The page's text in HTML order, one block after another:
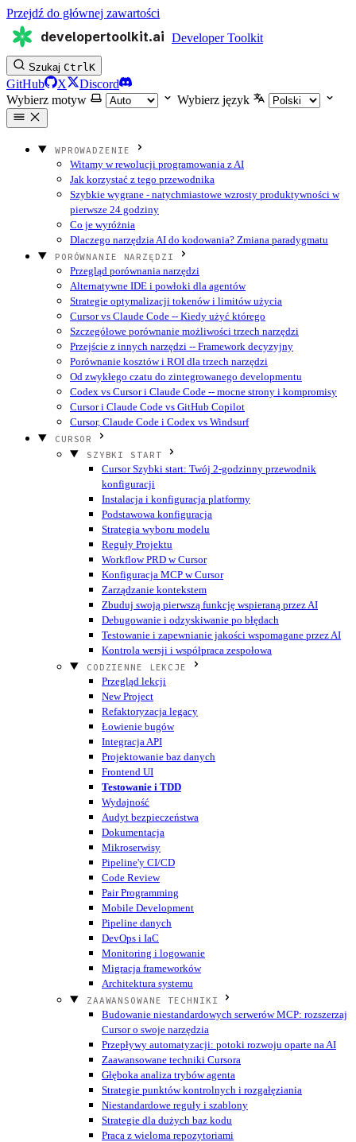
Przejdź do głównej zawartości
developertoolkit.ai Developer Toolkit
Szukaj CtrlK
GitHub X
Discord
Wybierz motyw
Wybierz język
WPROWADZENIE
Witamy w rewolucji programowania z AI
Jak korzystać z tego przewodnika
Szybkie wygrane - natychmiastowe wzrosty produktywności w
pierwsze 24 godziny
Co je wyróżnia
Dlaczego narzędzia AI do kodowania? Zmiana paradygmatu
PORÓWNANIE NARZĘDZI
Przegląd porównania narzędzi
Alternatywne IDE i powłoki dla agentów
Strategie optymalizacji tokenów i limitów użycia
Cursor vs Claude Code -- Kiedy użyć którego
Szczegółowe porównanie możliwości trzech narzędzi
Przejście z innych narzędzi -- Framework decyzyjny
Porównanie kosztów i ROI dla trzech narzędzi
Od zwykłego czatu do zintegrowanego developmentu
Codex vs Cursor i Claude Code -- mocne strony i kompromisy
Cursor i Claude Code vs GitHub Copilot
Cursor, Claude Code i Codex vs Windsurf
CURSOR
SZYBKI START
Cursor Szybki start: Twój 2-godzinny przewodnik
konfiguracji
Instalacja i konfiguracja platformy
Podstawowa konfiguracja
Strategia wyboru modelu
Reguły Projektu
Workflow PRD w Cursor
Konfiguracja MCP w Cursor
Zarządzanie kontekstem
Zbuduj swoją pierwszą funkcję wspieraną przez AI
Debugowanie i odzyskiwanie po błędach
Testowanie i zapewnianie jakości wspomagane przez AI
Kontrola wersji i współpraca zespołowa
CODZIENNE LEKCJE
Przegląd lekcji
New Project
Refaktoryzacja legacy
Łowienie bugów
Integracja API
Projektowanie baz danych
Frontend UI
Testowanie i TDD
Wydajność
Audyt bezpieczeństwa
Dokumentacja
Mikroserwisy
Pipeline'y CI/CD
Code Review
Pair Programming
Mobile Development
Pipeline danych
DevOps i IaC
Monitoring i logowanie
Migracja frameworków
Architektura systemu
ZAAWANSOWANE TECHNIKI
Budowanie niestandardowych serwerów MCP: rozszerzaj
Cursor o swoje narzędzia
Przepływy automatyzacji: potoki rozwoju oparte na AI
Zaawansowane techniki Cursora
Głęboka analiza trybów agenta
Strategie punktów kontrolnych i rozgałęziania
Niestandardowe reguły i szablony
Strategie dla dużych baz kodu
Praca z wieloma repozytoriami